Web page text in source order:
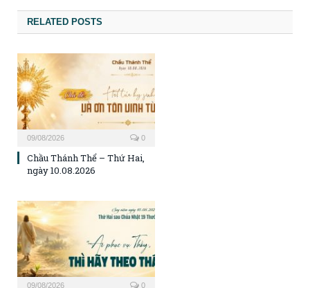
RELATED POSTS
09/08/2026 0
Chầu Thánh Thể – Thứ Hai,
ngày 10.08.2026
09/08/2026 0